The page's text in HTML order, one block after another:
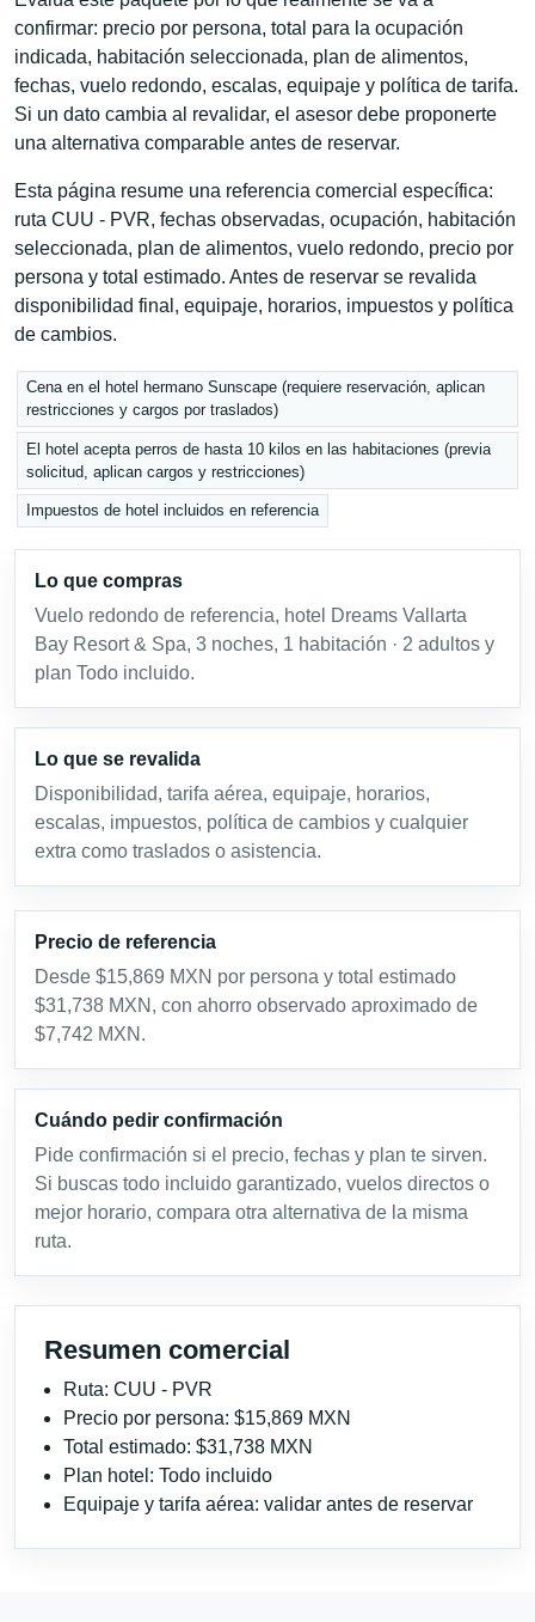
confirmar: precio por persona, total para la ocupación
indicada, habitación seleccionada, plan de alimentos,
fechas, vuelo redondo, escalas, equipaje y política de tarifa.
Si un dato cambia al revalidar, el asesor debe proponerte
una alternativa comparable antes de reservar.
Esta página resume una referencia comercial específica:
ruta CUU - PVR, fechas observadas, ocupación, habitación
seleccionada, plan de alimentos, vuelo redondo, precio por
persona y total estimado. Antes de reservar se revalida
disponibilidad final, equipaje, horarios, impuestos y política
de cambios.
Cena en el hotel hermano Sunscape (requiere reservación, aplican
restricciones y cargos por traslados)
El hotel acepta perros de hasta 10 kilos en las habitaciones (previa
solicitud, aplican cargos y restricciones)
Impuestos de hotel incluidos en referencia
Lo que compras
Vuelo redondo de referencia, hotel Dreams Vallarta
Bay Resort & Spa, 3 noches, 1 habitación · 2 adultos y
plan Todo incluido.
Lo que se revalida
Disponibilidad, tarifa aérea, equipaje, horarios,
escalas, impuestos, política de cambios y cualquier
extra como traslados o asistencia.
Precio de referencia
Desde $15,869 MXN por persona y total estimado
$31,738 MXN, con ahorro observado aproximado de
$7,742 MXN.
Cuándo pedir confirmación
Pide confirmación si el precio, fechas y plan te sirven.
Si buscas todo incluido garantizado, vuelos directos o
mejor horario, compara otra alternativa de la misma
ruta.
Resumen comercial
Ruta: CUU - PVR
Precio por persona: $15,869 MXN
Total estimado: $31,738 MXN
Plan hotel: Todo incluido
Equipaje y tarifa aérea: validar antes de reservar